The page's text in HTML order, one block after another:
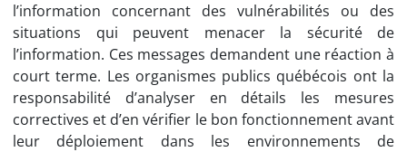
l’information concernant des vulnérabilités ou des
situations qui peuvent menacer la sécurité de
l’information. Ces messages demandent une réaction à
court terme. Les organismes publics québécois ont la
responsabilité d’analyser en détails les mesures
correctives et d’en vérifier le bon fonctionnement avant
leur déploiement dans les environnements de